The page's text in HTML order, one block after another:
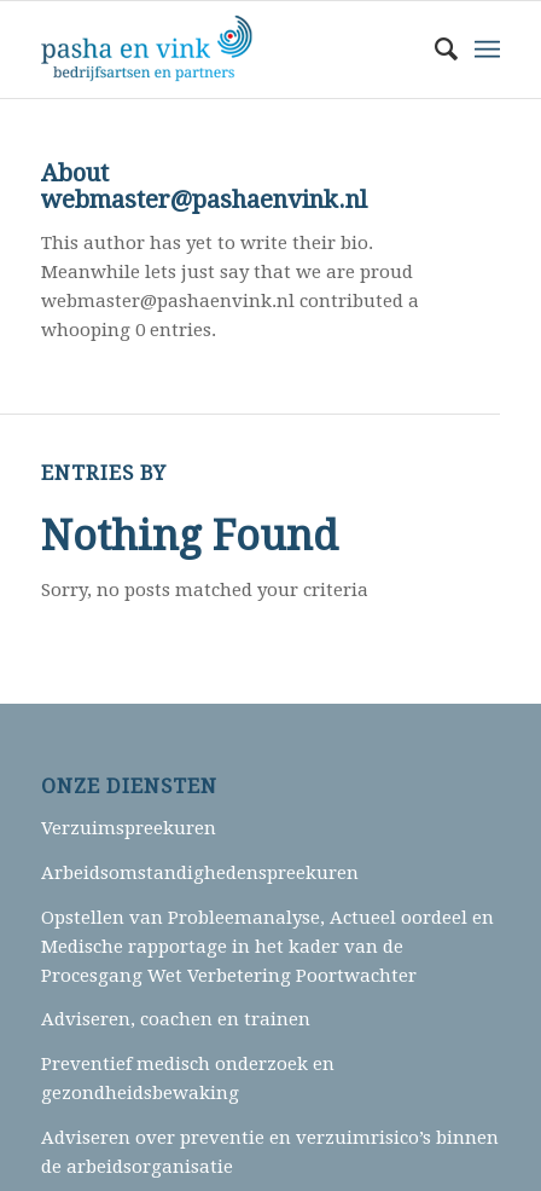
About
webmaster@pashaenvink.nl
This author has yet to write their bio.
Meanwhile lets just say that we are proud
webmaster@pashaenvink.nlcontributed a
whooping 0 entries.
ENTRIES BY
Nothing Found
Sorry, no posts matched your criteria
ONZE DIENSTEN
Verzuimspreekuren
Arbeidsomstandighedenspreekuren
Opstellen van Probleemanalyse, Actueel oordeel en
Medische rapportage in het kader van de
Procesgang Wet Verbetering Poortwachter
Adviseren, coachen en trainen
Preventief medisch onderzoek en
gezondheidsbewaking
Adviseren over preventie en verzuimrisico’s binnen
de arbeidsorganisatie